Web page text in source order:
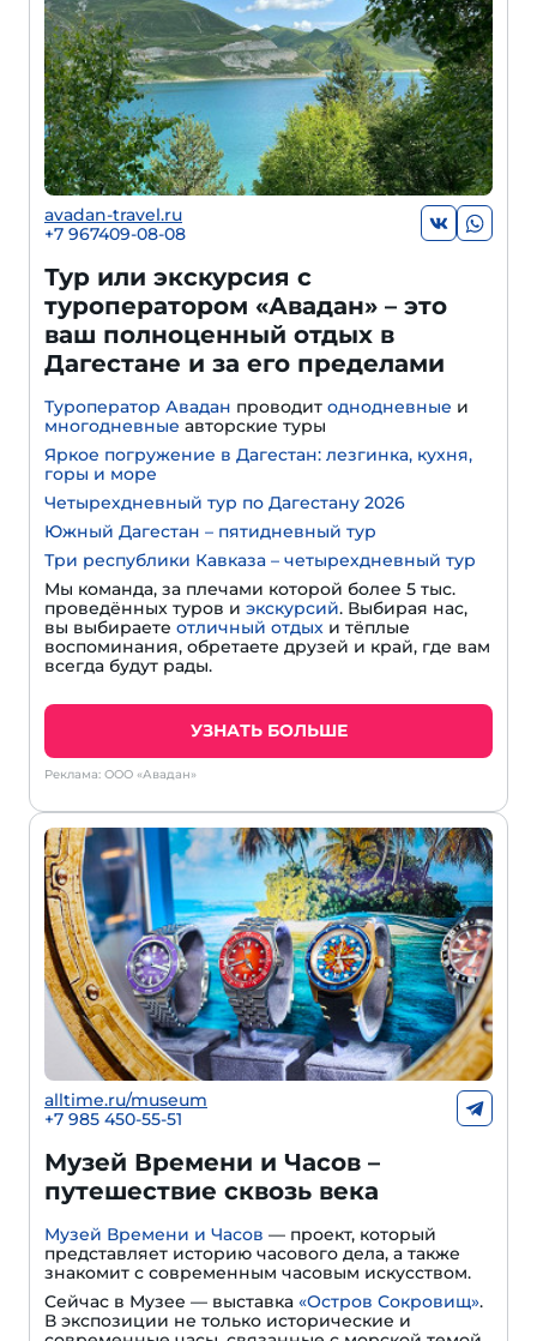
avadan-travel.ru
+7 967409-08-08
Тур или экскурсия с
туроператором «Авадан» – это
ваш полноценный отдых в
Дагестане и за его пределами
Туроператор Авадан проводит однодневные и
многодневные авторские туры
Яркое погружение в Дагестан: лезгинка, кухня,
горы и море
Четырехдневный тур по Дагестану 2026
Южный Дагестан – пятидневный тур
Три республики Кавказа – четырехдневный тур
Мы команда, за плечами которой более 5 тыс.
проведённых туров и экскурсий. Выбирая нас,
вы выбираете отличный отдых и тёплые
воспоминания, обретаете друзей и край, где вам
всегда будут рады.
УЗНАТЬ БОЛЬШЕ
Реклама: ООО «Авадан»
alltime.ru/museum
+7 985 450-55-51
Музей Времени и Часов –
путешествие сквозь века
Музей Времени и Часов — проект, который
представляет историю часового дела, а также
знакомит с современным часовым искусством.
Сейчас в Музее — выставка «Остров Сокровищ».
В экспозиции не только исторические и